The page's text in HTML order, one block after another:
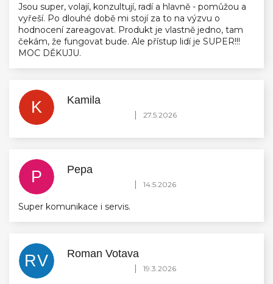
Jsou super, volají, konzultují, radí a hlavně - pomůžou a
vyřeší. Po dlouhé době mi stojí za to na výzvu o
hodnocení zareagovat. Produkt je vlastně jedno, tam
čekám, že fungovat bude. Ale přístup lidí je SUPER!!!
MOC DĚKUJU.
K Kamila
Hodnocení obchodu je 5 z 5 hvězdiček.
| 27.5.2026
P Pepa
Hodnocení obchodu je 5 z 5 hvězdiček.
| 14.5.2026
Super komunikace i servis.
RV Roman Votava
Hodnocení obchodu je 5 z 5 hvězdiček.
| 19.3.2026